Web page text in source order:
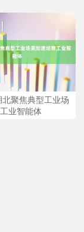
聚焦典型工业场
业智能体